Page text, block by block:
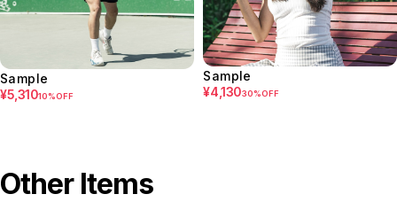
Sample
¥5,31010%OFF
Sample
¥4,13030%OFF
Other Items